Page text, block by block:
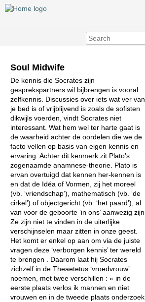
Soul Midwife
De kennis die Socrates zijn
gesprekspartners wil bijbrengen is vooral
zelfkennis. Discussies over iets wat ver van
je bed is of vrijblijvend is zoals de sofisten
dikwijls voerden, vindt Socrates niet
interessant. Wat hem wel ter harte gaat is
de waarheid achter de oordelen die we de
facto vellen op basis van eigen kennis en
ervaring. Achter dit kenmerk zit Plato’s
zogenaamde anamnese-theorie. Plato is
ervan overtuigd dat kennen her-kennen is
en dat de Idéa of Vormen, zij het moreel
(vb. ‘vriendschap’), mathematisch (vb. ‘de
cirkel’) of objectgericht (vb. ‘het paard’), al
van voor de geboorte ‘in ons’ aanwezig zijn.
Ze zijn niet te vinden in de uiterlijke
verschijnselen maar zitten in onze geest.
Het komt er enkel op aan om via de juiste
vragen deze ‘verborgen kennis’ ter wereld
te brengen . Daarom laat hij Socrates
zichzelf in de Theaetetus ‘vroedvrouw’
noemen, met twee verschillen : « in de
eerste plaats verlos ik mannen en niet
vrouwen en in de tweede plaats onderzoek